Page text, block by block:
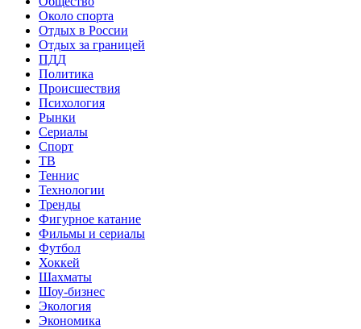
Около спорта
Отдых в России
Отдых за границей
ПДД
Политика
Происшествия
Психология
Рынки
Сериалы
Спорт
ТВ
Теннис
Технологии
Тренды
Фигурное катание
Фильмы и сериалы
Футбол
Хоккей
Шахматы
Шоу-бизнес
Экология
Экономика